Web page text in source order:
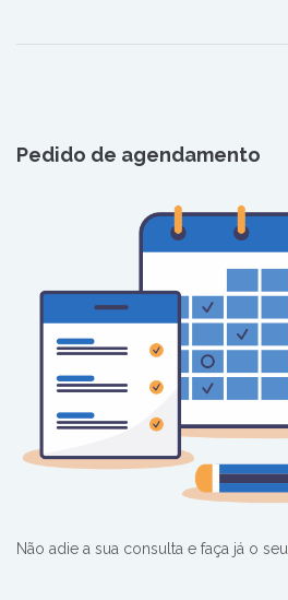
Pedido de agendamento
Não adie a sua consulta e faça já o seu